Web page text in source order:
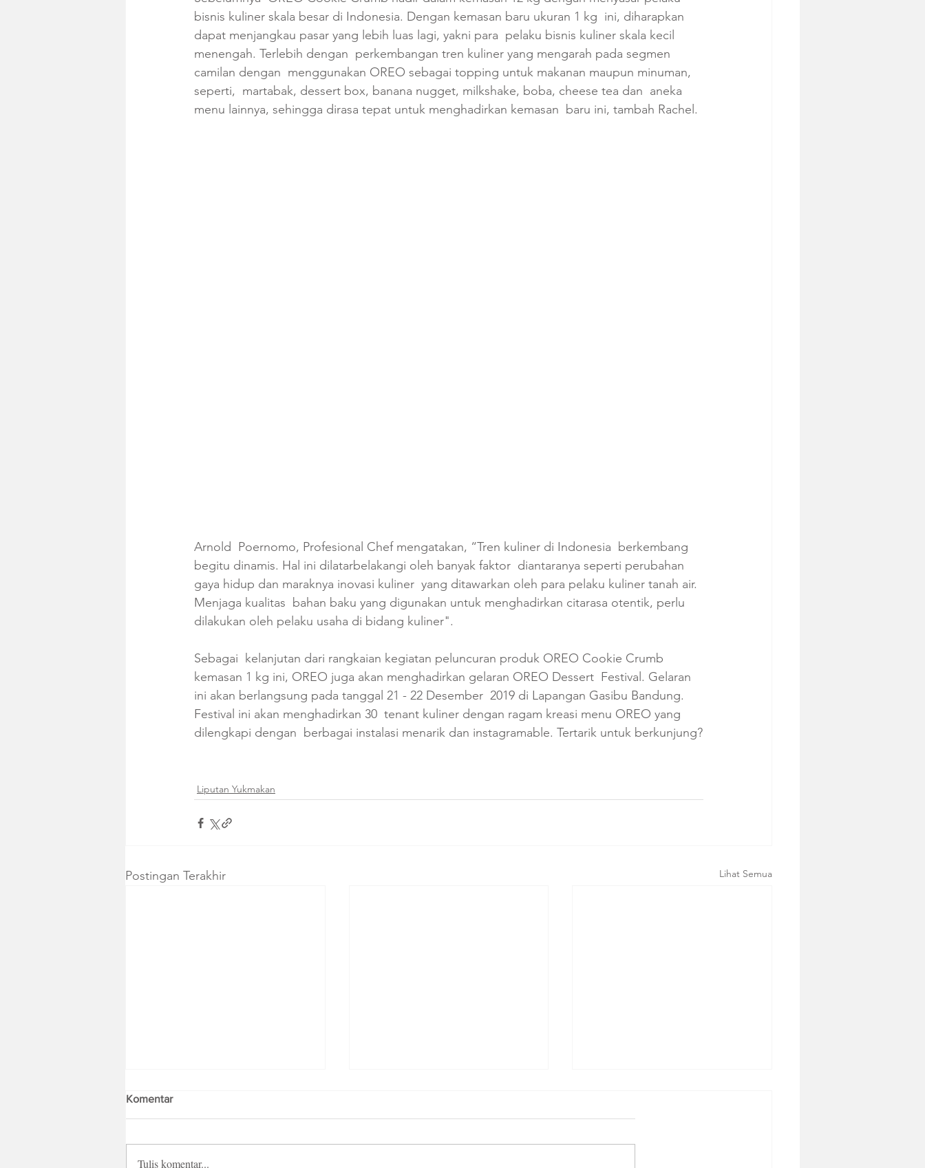
bisnis kuliner skala besar di Indonesia. Dengan kemasan baru ukuran 1 kg  ini, diharapkan
dapat menjangkau pasar yang lebih luas lagi, yakni para  pelaku bisnis kuliner skala kecil
menengah. Terlebih dengan  perkembangan tren kuliner yang mengarah pada segmen
camilan dengan  menggunakan OREO sebagai topping untuk makanan maupun minuman,
seperti,  martabak, dessert box, banana nugget, milkshake, boba, cheese tea dan  aneka
menu lainnya, sehingga dirasa tepat untuk menghadirkan kemasan  baru ini, tambah Rachel.
Arnold  Poernomo, Profesional Chef mengatakan, “Tren kuliner di Indonesia  berkembang
begitu dinamis. Hal ini dilatarbelakangi oleh banyak faktor  diantaranya seperti perubahan
gaya hidup dan maraknya inovasi kuliner  yang ditawarkan oleh para pelaku kuliner tanah air.
Menjaga kualitas  bahan baku yang digunakan untuk menghadirkan citarasa otentik, perlu
dilakukan oleh pelaku usaha di bidang kuliner".
Sebagai  kelanjutan dari rangkaian kegiatan peluncuran produk OREO Cookie Crumb
kemasan 1 kg ini, OREO juga akan menghadirkan gelaran OREO Dessert  Festival. Gelaran
ini akan berlangsung pada tanggal 21 - 22 Desember  2019 di Lapangan Gasibu Bandung.
Festival ini akan menghadirkan 30  tenant kuliner dengan ragam kreasi menu OREO yang
dilengkapi dengan  berbagai instalasi menarik dan instagramable. Tertarik untuk berkunjung?
Liputan Yukmakan
Postingan Terakhir Lihat Semua
Komentar
Tulis komentar...